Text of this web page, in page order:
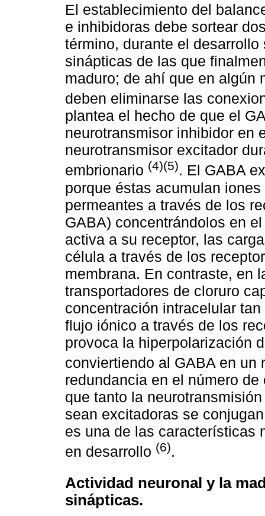
El establecimiento del
e inhibidoras debe sortear
término, durante el
sinápticas de las que
maduro; de ahí que en algún
deben eliminarse las
plantea el hecho de que el
neurotransmisor inhibidor en
neurotransmisor excitador
embrionario (4)(5). El GABA
porque éstas acumulan
permeantes a través de los
GABA) concentrándolos en
activa a su receptor, las
célula a través de los
membrana. En contraste, en
transportadores de cloruro
concentración intracelular
flujo iónico a través de los
provoca la hiperpolarización
conviertiendo al GABA en
redundancia en el número
que tanto la
sean excitadoras se
es una de las características
en desarrollo (6).
Actividad neuronal y la
sinápticas.